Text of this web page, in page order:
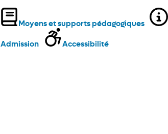
Moyens et supports pédagogiques
Admission Accessibilité